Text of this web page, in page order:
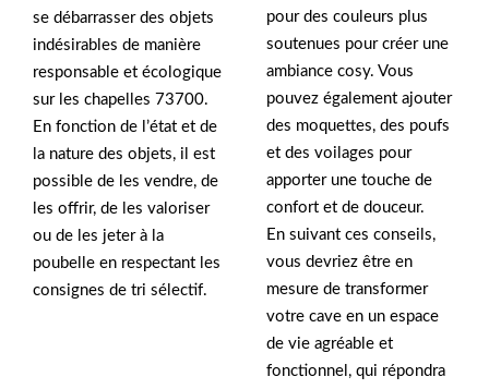
se débarrasser des objets
indésirables de manière
responsable et écologique
sur les chapelles 73700.
En fonction de l’état et de
la nature des objets, il est
possible de les vendre, de
les offrir, de les valoriser
ou de les jeter à la
poubelle en respectant les
consignes de tri sélectif.
pour des couleurs plus
soutenues pour créer une
ambiance cosy. Vous
pouvez également ajouter
des moquettes, des poufs
et des voilages pour
apporter une touche de
confort et de douceur.
En suivant ces conseils,
vous devriez être en
mesure de transformer
votre cave en un espace
de vie agréable et
fonctionnel, qui répondra